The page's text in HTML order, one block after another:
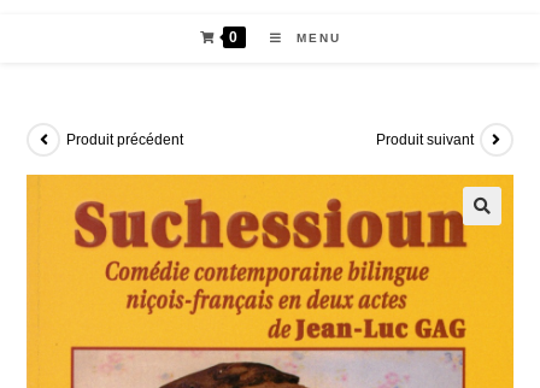
0 MENU
Produit précédent Produit suivant